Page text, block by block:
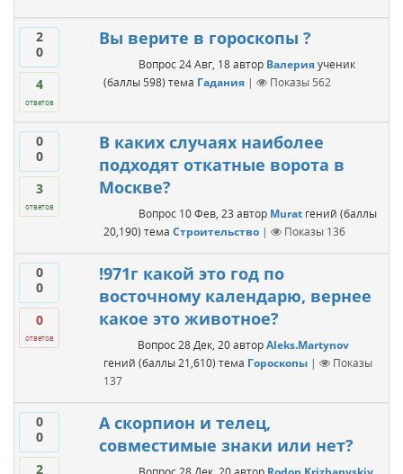
2
0
4
ответов
Вы верите в гороскопы ?
Вопрос 24 Авг, 18 автор Валерия ученик
(баллы598) тема Гадания | Показы 562
0
0
3
ответов
В каких случаях наиболее
подходят откатные ворота в
Москве?
Вопрос 10 Фев, 23 автор Murat гений (баллы
20,190) тема Строительство | Показы 136
0
0
0
ответов
!971г какой это год по
восточному календарю, вернее
какое это животное?
Вопрос 28 Дек, 20 авторAleks.Martynov
гений (баллы21,610) тема Гороскопы |
Показы
137
0
0
2
А скорпион и телец,
совместимые знаки или нет?